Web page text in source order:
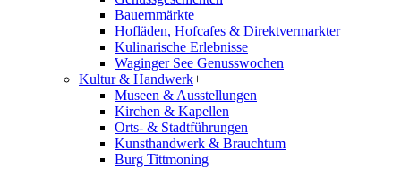
Bauernmärkte
Hofläden, Hofcafes & Direktvermarkter
Kulinarische Erlebnisse
Waginger See Genusswochen
Kultur & Handwerk+
Museen & Ausstellungen
Kirchen & Kapellen
Orts- & Stadtführungen
Kunsthandwerk & Brauchtum
Burg Tittmoning